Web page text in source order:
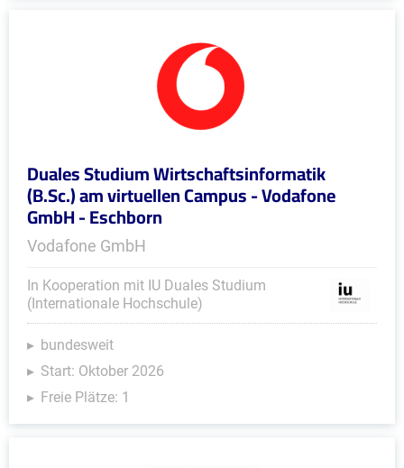
Duales Studium Wirtschaftsinformatik
(B.Sc.) am virtuellen Campus - Vodafone
GmbH - Eschborn
Vodafone GmbH
In Kooperation mit IU Duales Studium
(Internationale Hochschule)
bundesweit
Start: Oktober 2026
Freie Plätze: 1